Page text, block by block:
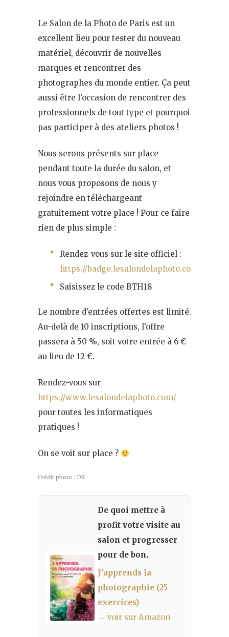
Le Salon de la Photo de Paris est un
excellent lieu pour tester du nouveau
matériel, découvrir de nouvelles
marques et rencontrer des
photographes du monde entier. Ça peut
aussi être l’occasion de rencontrer des
professionnels de tout type et pourquoi
pas participer à des ateliers photos !
Nous serons présents sur place
pendant toute la durée du salon, et
nous vous proposons de nous y
rejoindre en téléchargeant
gratuitement votre place ! Pour ce faire
rien de plus simple :
Rendez-vous sur le site officiel :
https://badge.lesalondelaphoto.com
Saisissez le code BTH18
Le nombre d’entrées offertes est limité.
Au-delà de 10 inscriptions, l’offre
passera à 50 %, soit votre entrée à 6 €
au lieu de 12 €.
Rendez-vous sur
https://www.lesalondelaphoto.com/
pour toutes les informatiques
pratiques !
On se voit sur place ?
Crédit photo : DR
De quoi mettre à
profit votre visite au
salon et progresser
pour de bon.
J’apprends la
photographie (25
exercices)
→ voir sur Amazon